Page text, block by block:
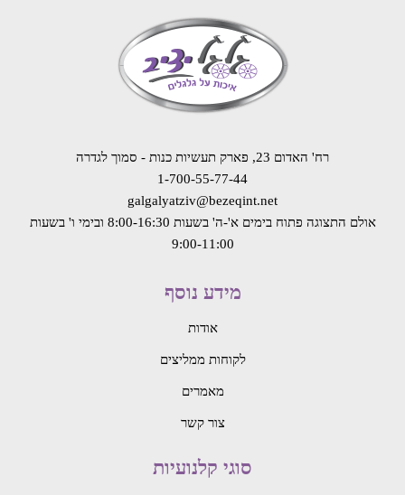
רח' האדום 23, פארק תעשיות כנות - סמוך לגדרה
1-700-55-77-44
galgalyatziv@bezeqint.net
אולם התצוגה פתוח בימים א'-ה' בשעות 8:00-16:30
ובימי ו' בשעות
9:00-11:00
מידע נוסף
אודות
לקוחות ממליצים
מאמרים
צור קשר
סוגי קלנועיות